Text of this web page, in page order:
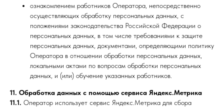
ознакомлением работников Оператора, непосредственно
осуществляющих обработку персональных данных, с
положениями законодательства Российской Федерации о
персональных данных, в том числе требованиями к защите
персональных данных, документами, определяющими политику
Оператора в отношении обработки персональных данных,
локальными актами по вопросам обработки персональных
данных, и (или) обучение указанных работников.
11. Обработка данных с помощью сервиса Яндекс.Метрика
11.1. Оператор использует сервис Яндекс.Метрика для сбора